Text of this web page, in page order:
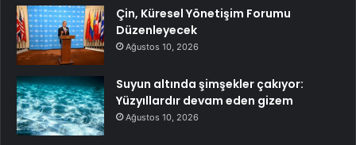
Çin, Küresel Yönetişim Forumu
Düzenleyecek
Ağustos 10, 2026
Suyun altında şimşekler çakıyor:
Yüzyıllardır devam eden gizem
Ağustos 10, 2026